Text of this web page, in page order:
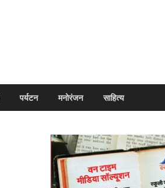
पर्यटन मनोरंजन साहित्य